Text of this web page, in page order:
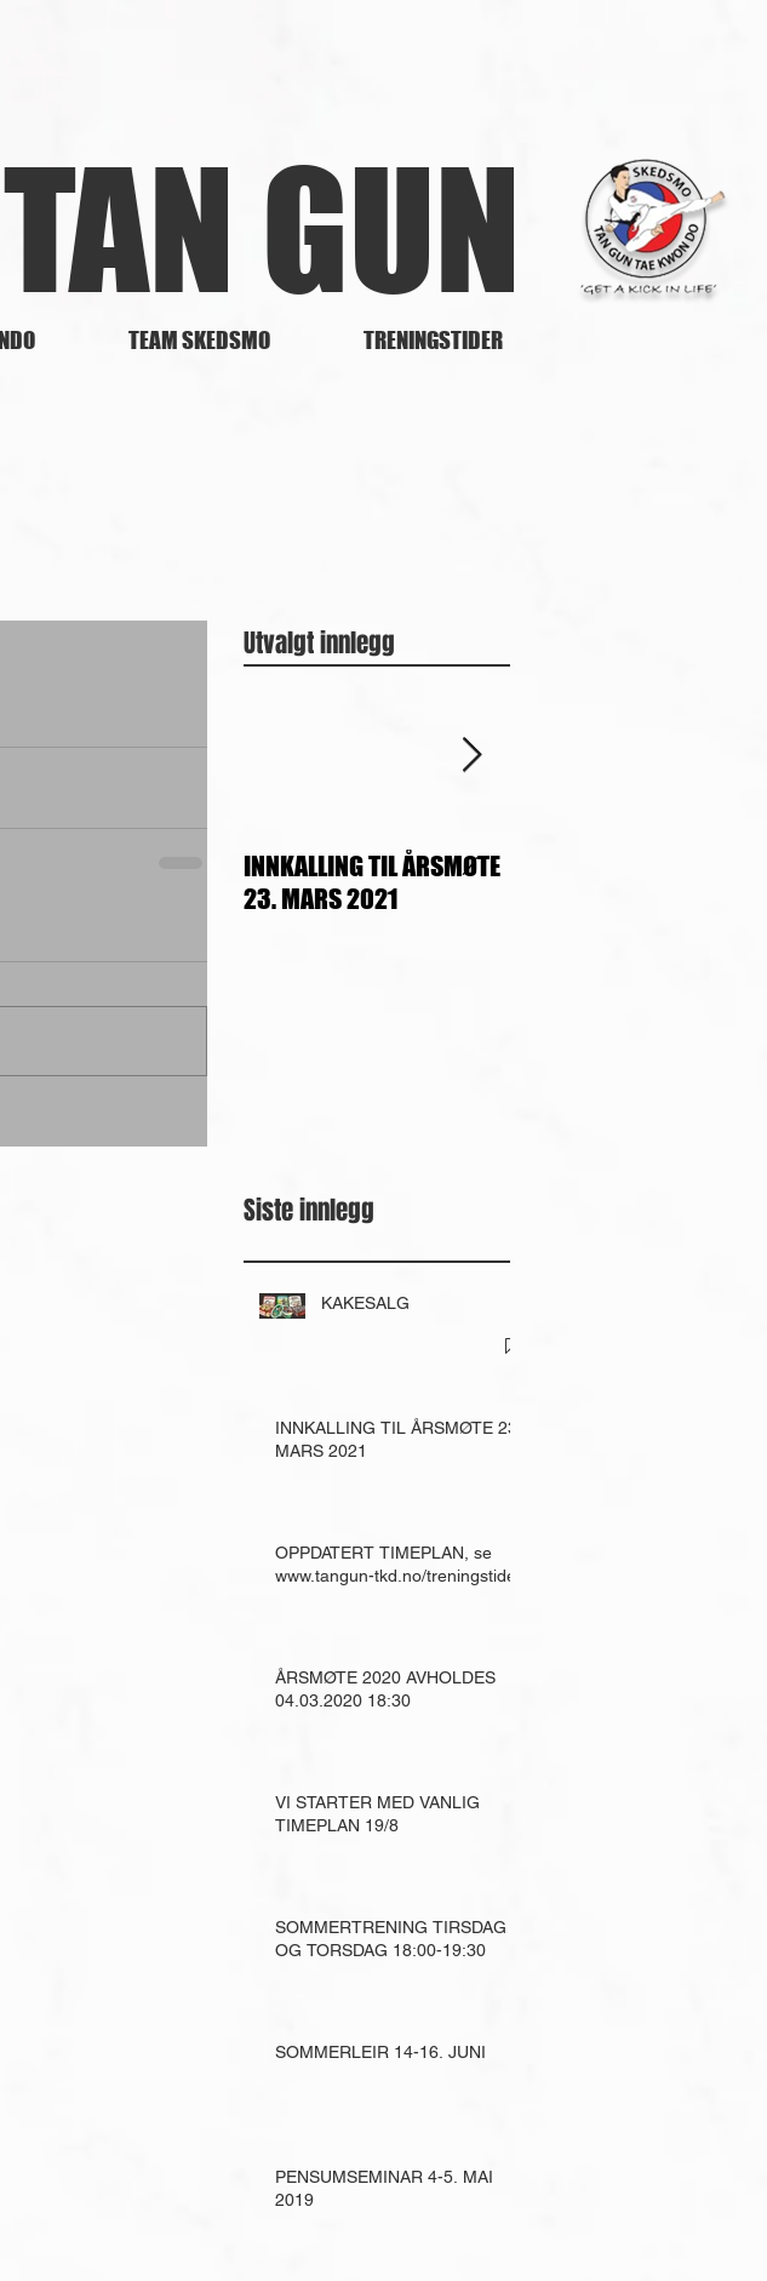
TAN GUN
TEAM SKEDSMO TRENINGSTIDER
Utvalgt innlegg
INNKALLING TIL ÅRSMØTE
23. MARS 2021
Siste innlegg
KAKESALG
INNKALLING TIL ÅRSMØTE 23.
MARS 2021
OPPDATERT TIMEPLAN, se
www.tangun-tkd.no/treningstider
ÅRSMØTE 2020 AVHOLDES
04.03.2020 18:30
VI STARTER MED VANLIG
TIMEPLAN 19/8
SOMMERTRENING TIRSDAG
OG TORSDAG 18:00-19:30
SOMMERLEIR 14-16. JUNI
PENSUMSEMINAR 4-5. MAI
2019